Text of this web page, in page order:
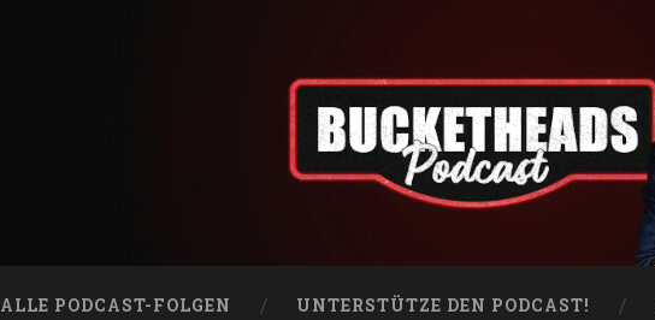
ALLE PODCAST-FOLGEN UNTERSTÜTZE DEN PODCAST!